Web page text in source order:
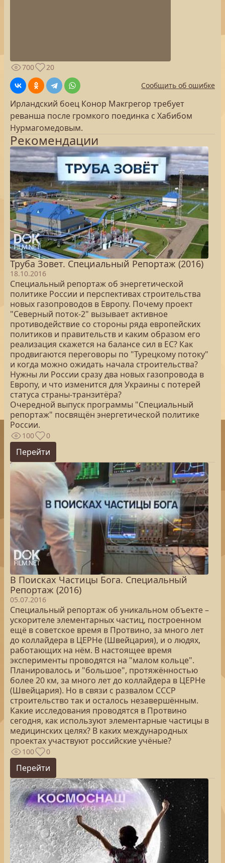
700
20
Сообщить об ошибке
Ирландский боец Конор Макгрегор требует
реванша после громкого поединка с Хабибом
Нурмагомедовым.
Рекомендации
Труба Зовет. Специальный Репортаж (2016)
18.10.2016
Специальный репортаж об энергетической
политике России и перспективах строительства
новых газопроводов в Европу. Почему проект
"Северный поток-2" вызывает активное
противодействие со стороны ряда европейских
политиков и правительств и каким образом его
реализация скажется на балансе сил в ЕС? Как
продвигаются переговоры по "Турецкому потоку"
и когда можно ожидать начала строительства?
Нужны ли России сразу два новых газопровода в
Европу, и что изменится для Украины с потерей
статуса страны-транзитёра?
Очередной выпуск программы "Специальный
репортаж" посвящён энергетической политике
России.
100 0
Перейти
В Поисках Частицы Бога. Специальный
Репортаж (2016)
05.07.2016
Специальный репортаж об уникальном объекте –
ускорителе элементарных частиц, построенном
ещё в советское время в Протвино, за много лет
до коллайдера в ЦЕРНе (Швейцария), и о людях,
работающих на нём. В настоящее время
эксперименты проводятся на "малом кольце".
Планировалось и "большое", протяжённостью
более 20 км, за много лет до коллайдера в ЦЕРНе
(Швейцария). Но в связи с развалом СССР
строительство так и осталось незавершённым.
Какие исследования проводятся в Протвино
сегодня, как используют элементарные частицы в
медицинских целях? В каких международных
проектах участвуют российские учёные?
100 0
Перейти